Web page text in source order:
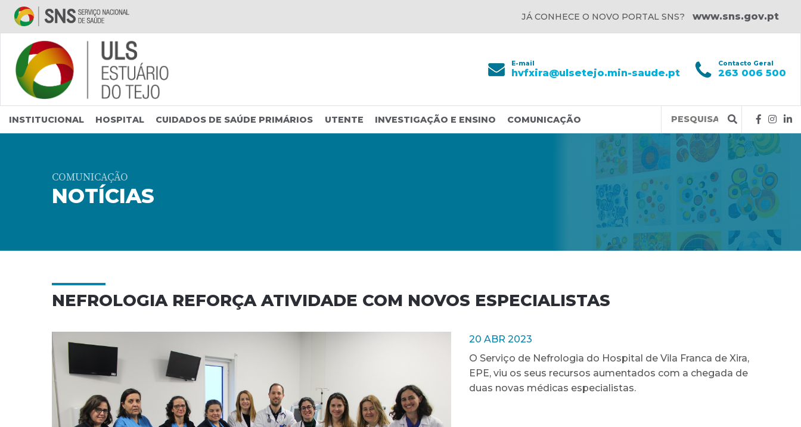
Saltar para conteúdo principal
JÁ CONHECE O NOVO PORTAL SNS? www.sns.gov.pt
E-mail
hvfxira@ulsetejo.min-saude.pt
Contacto Geral
263 006 500
INSTITUCIONAL HOSPITAL CUIDADOS DE SAÚDE PRIMÁRIOS UTENTE INVESTIGAÇÃO E ENSINO COMUNICAÇÃO
Query
COMUNICAÇÃO
NOTÍCIAS
NEFROLOGIA REFORÇA ATIVIDADE COM NOVOS ESPECIALISTAS
20 ABR 2023
O Serviço de Nefrologia do Hospital de Vila Franca de Xira,
EPE, viu os seus recursos aumentados com a chegada de
duas novas médicas especialistas.